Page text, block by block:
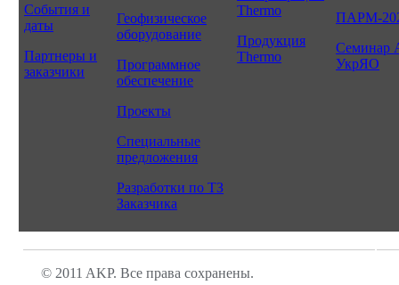
События и
даты
Партнеры и
заказчики
Геофизическое
оборудование
Программное
обеспечение
Проекты
Специальные
предложения
Разработки по ТЗ
Заказчика
Thermo
Продукция
Thermo
ПАРМ-
Семинар
УкрЯО
© 2011 AKP. Все права сохранены.